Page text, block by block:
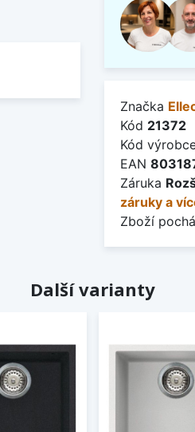
Značka
Kód 21372
Kód
EAN
Záruka
záruky a
Zboží
Další varianty